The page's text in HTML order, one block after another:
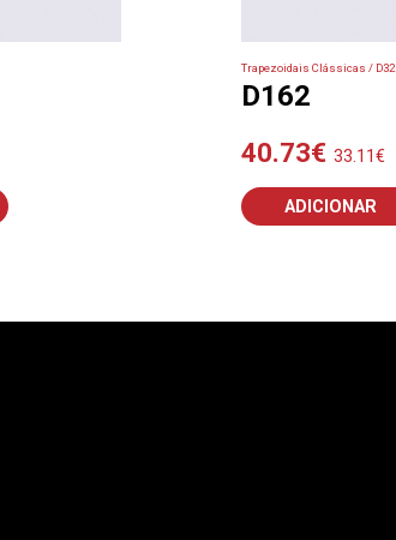
Trapezoidais Clássicas / D32
D162
40.73€ 33.11€
ADICIONAR